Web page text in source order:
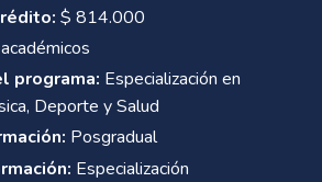
$ 814.000
programa: Especialización en
Deporte y Salud
Posgradual
Especialización